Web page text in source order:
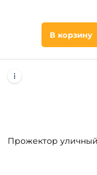
В корзину
Прожектор